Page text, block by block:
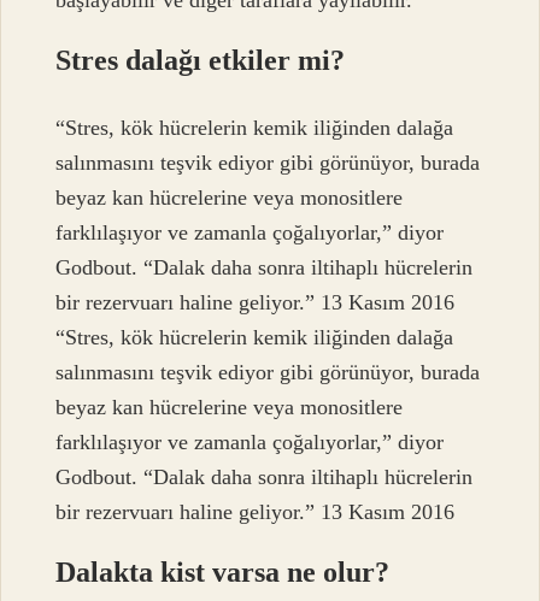
Stres dalağı etkiler mi?
“Stres, kök hücrelerin kemik iliğinden dalağa
salınmasını teşvik ediyor gibi görünüyor, burada
beyaz kan hücrelerine veya monositlere
farklılaşıyor ve zamanla çoğalıyorlar,” diyor
Godbout. “Dalak daha sonra iltihaplı hücrelerin
bir rezervuarı haline geliyor.” 13 Kasım 2016
“Stres, kök hücrelerin kemik iliğinden dalağa
salınmasını teşvik ediyor gibi görünüyor, burada
beyaz kan hücrelerine veya monositlere
farklılaşıyor ve zamanla çoğalıyorlar,” diyor
Godbout. “Dalak daha sonra iltihaplı hücrelerin
bir rezervuarı haline geliyor.” 13 Kasım 2016
Dalakta kist varsa ne olur?